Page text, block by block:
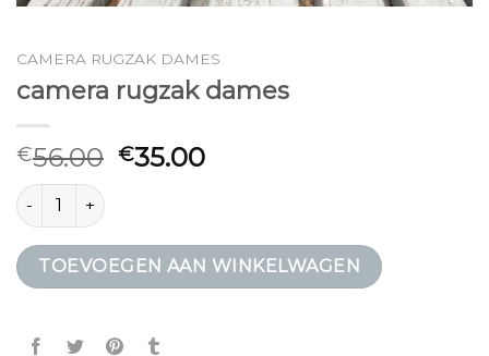
CAMERA RUGZAK DAMES
camera rugzak dames
€56.00 €35.00
camera rugzak dames aantal
TOEVOEGEN AAN WINKELWAGEN